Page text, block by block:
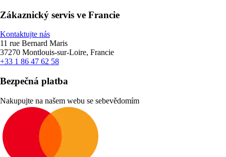
Zákaznický servis ve Francie
Kontaktujte nás
11 rue Bernard Maris
37270 Montlouis-sur-Loire, Francie
+33 1 86 47 62 58
Bezpečná platba
Nakupujte na našem webu se sebevědomím